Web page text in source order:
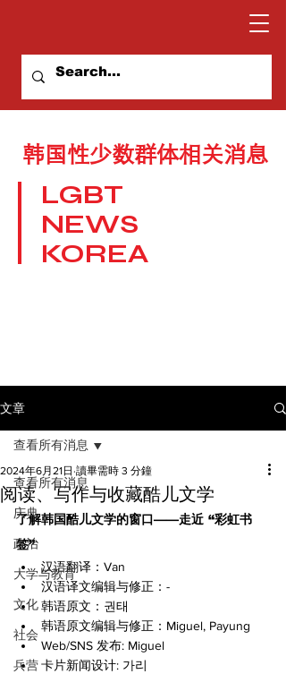
韩国性少数群体相关消息
LGBT
NEWS
KOREA
文章
查看所有消息
庆典
政治
大学与教育
文化
社会
兵营
查看所有消息
阅读、写作与收藏酷儿文学
2024年6月21日 讀畢需時 3 分鐘
了解韩国酷儿文学的窗口——走近 “彩虹书
签”
汉语翻译：Van
汉语译文编辑与修正：-
韩语原文：권태
韩语原文编辑与修正：Miguel, Payung
Web/SNS 发布: Miguel
卡片新闻设计: 가리